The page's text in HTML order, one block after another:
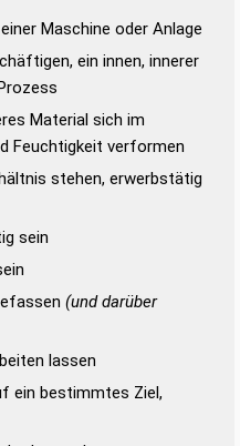
Maschine oder Anlage
ein innen, innerer
Material sich im
Feuchtigkeit verformen
stehen, erwerbstätig
sein
(und darüber
lassen
ein bestimmtes Ziel,